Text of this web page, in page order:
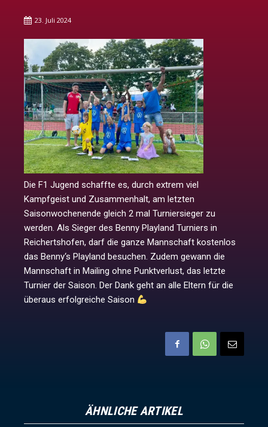
23. Juli 2024
Die F1 Jugend schaffte es, durch extrem viel
Kampfgeist und Zusammenhalt, am letzten
Saisonwochenende gleich 2 mal Turniersieger zu
werden. Als Sieger des Benny Playland Turniers in
Reichertshofen, darf die ganze Mannschaft kostenlos
das Benny‘s Playland besuchen. Zudem gewann die
Mannschaft in Mailing ohne Punktverlust, das letzte
Turnier der Saison. Der Dank geht an alle Eltern für die
überaus erfolgreiche Saison
ÄHNLICHE ARTIKEL